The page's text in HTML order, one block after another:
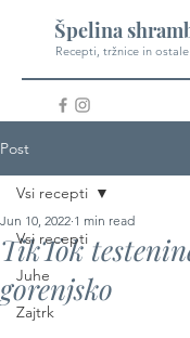
Špelina
Recepti, tržnice in
Post
Vsi recepti
Juhe
Zajtrk
Vsi recepti
TikTok
gorenjsko
Jun 10, 2022 1 min read